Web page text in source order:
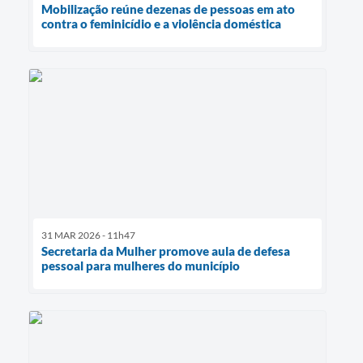
Mobilização reúne dezenas de pessoas em ato
contra o feminicídio e a violência doméstica
31 MAR 2026 - 11h47
Secretaria da Mulher promove aula de defesa
pessoal para mulheres do município